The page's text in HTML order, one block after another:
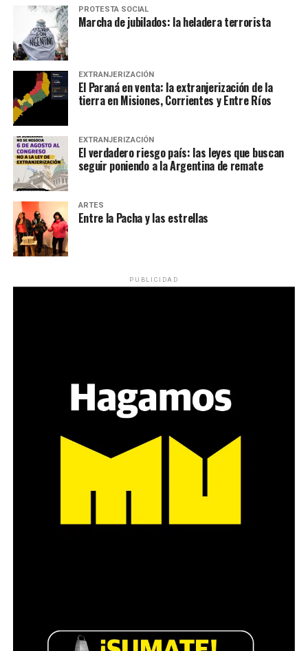
PROTESTA SOCIAL
Marcha de jubilados: la heladera terrorista
EXTRANJERIZACIÓN
El Paraná en venta: la extranjerización de la
tierra en Misiones, Corrientes y Entre Ríos
EXTRANJERIZACIÓN
El verdadero riesgo país: las leyes que buscan
seguir poniendo a la Argentina de remate
ARTES
Entre la Pacha y las estrellas
PUBLICIDAD